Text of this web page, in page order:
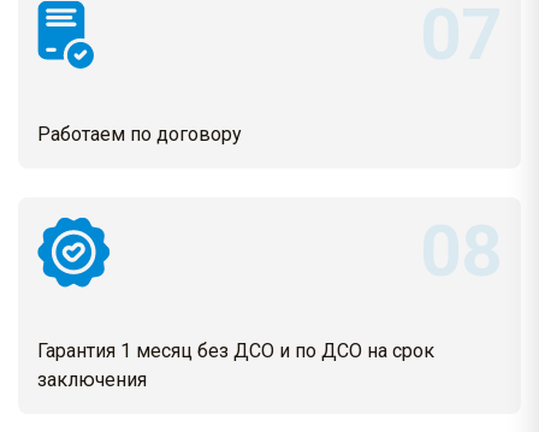
Работаем по договору
Гарантия 1 месяц без ДСО и по ДСО на срок
заключения